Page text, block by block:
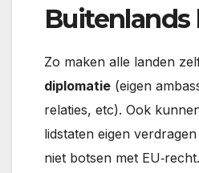
Buitenlands
Zo maken alle landen
diplomatie (eigen
relaties, etc). Ook
lidstaten eigen
niet botsen met